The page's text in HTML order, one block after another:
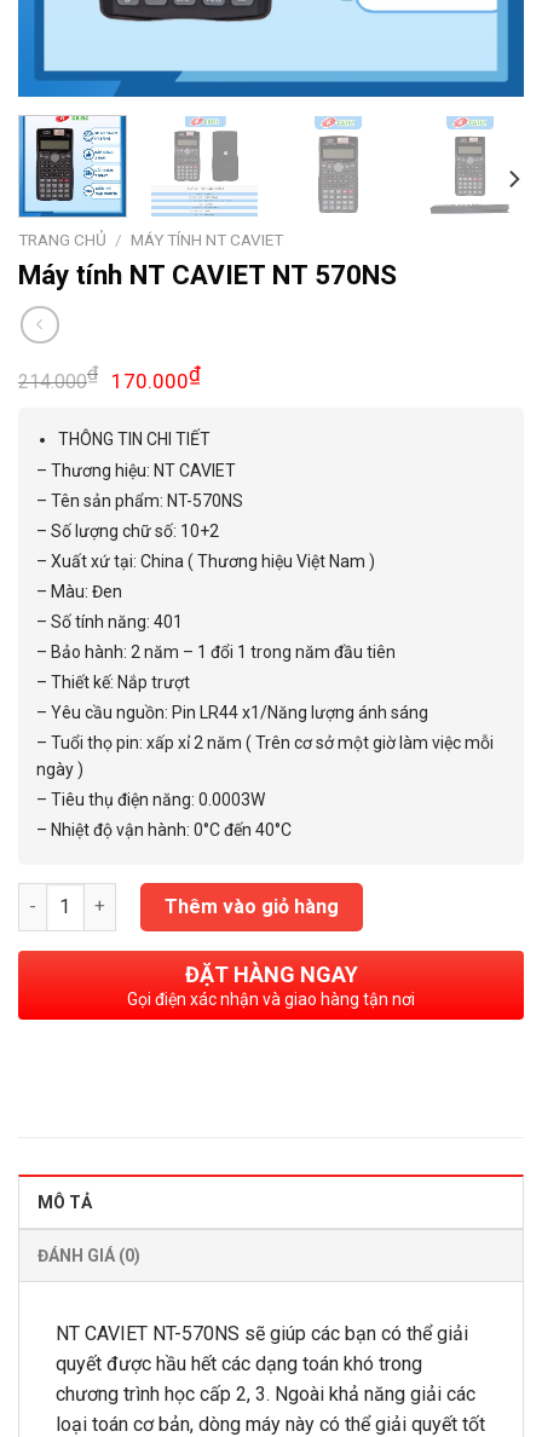
TRANG CHỦ / MÁY TÍNH NT CAVIET
Máy tính NT CAVIET NT 570NS
214.000₫ 170.000₫
THÔNG TIN CHI TIẾT
– Thương hiệu: NT CAVIET
– Tên sản phẩm: NT-570NS
– Số lượng chữ số: 10+2
– Xuất xứ tại: China ( Thương hiệu Việt Nam )
– Màu: Đen
– Số tính năng: 401
– Bảo hành: 2 năm – 1 đổi 1 trong năm đầu tiên
– Thiết kế: Nắp trượt
– Yêu cầu nguồn: Pin LR44 x1/Năng lượng ánh sáng
– Tuổi thọ pin: xấp xỉ 2 năm ( Trên cơ sở một giờ làm việc mỗi
ngày )
– Tiêu thụ điện năng: 0.0003W
– Nhiệt độ vận hành: 0°C đến 40°C
Máy tính NT CAVIET NT 570NS số lượng
Thêm vào giỏ hàng
ĐẶT HÀNG NGAY
Gọi điện xác nhận và giao hàng tận nơi
MÔ TẢ
ĐÁNH GIÁ (0)
NT CAVIET NT-570NS sẽ giúp các bạn có thể giải
quyết được hầu hết các dạng toán khó trong
chương trình học cấp 2, 3. Ngoài khả năng giải các
loại toán cơ bản, dòng máy này có thể giải quyết tốt